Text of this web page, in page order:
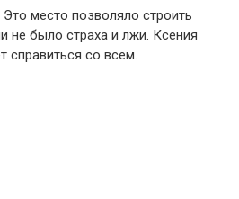
место позволяло строить
не было страха и лжи. Ксения
справиться со всем.